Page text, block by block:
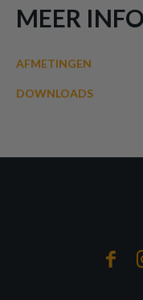
MEER
AFMETINGEN
DOWNLOADS